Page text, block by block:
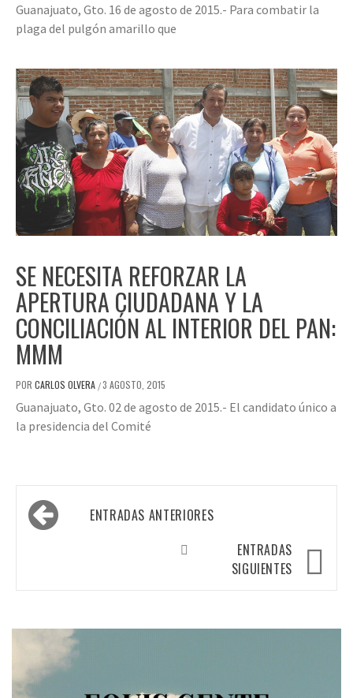
Guanajuato, Gto. 16 de agosto de 2015.- Para combatir la
plaga del pulgón amarillo que
SE NECESITA REFORZAR LA
APERTURA CIUDADANA Y LA
CONCILIACIÓN AL INTERIOR DEL PAN:
MMM
POR CARLOS OLVERA /3 AGOSTO, 2015
Guanajuato, Gto. 02 de agosto de 2015.- El candidato único a
la presidencia del Comité
Navegación
de
ENTRADAS ANTERIORES
ENTRADAS
SIGUIENTES